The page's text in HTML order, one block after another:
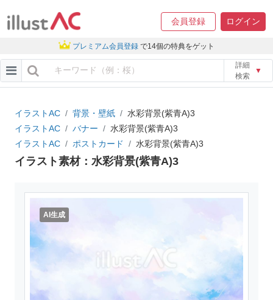
会員登録 ログイン
プレミアム会員登録 で14個の特典をゲット
詳細
検索
▼
イラストAC 背景・壁紙
水彩背景(紫青A)3
イラストAC
バナー
水彩背景(紫青A)3
イラストAC
ポストカード 水彩背景(紫青A)3
イラスト素材：水彩背景(紫青A)3
AI生成